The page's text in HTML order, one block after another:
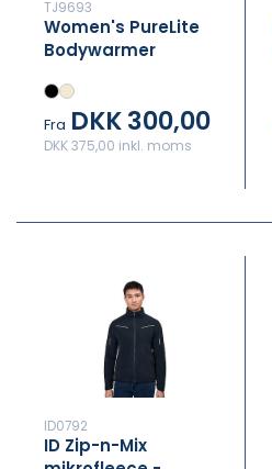
TJ9693
Women's PureLite
Bodywarmer
Fra DKK 300,00
DKK 375,00 inkl. moms
ID0792
ID Zip-n-Mix